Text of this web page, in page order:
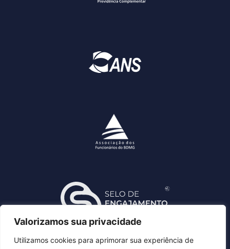
Valorizamos sua privacidade
Utilizamos cookies para aprimorar sua experiência de